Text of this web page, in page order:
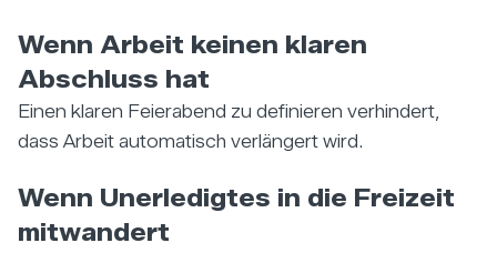
Wenn Arbeit keinen klaren
Abschluss hat
Einen klaren Feierabend zu definieren verhindert,
dass Arbeit automatisch verlängert wird.
Wenn Unerledigtes in die Freizeit
mitwandert